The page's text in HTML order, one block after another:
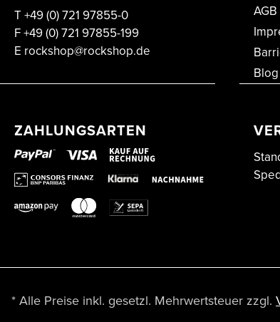
T+49 (0) 721 97855-0
F+49 (0) 721 97855-199
E rockshop@rockshop.de
AGB
Blog
ZAHLUNGSARTEN
* Alle Preise inkl. gesetzl. Mehrwertsteuer zzgl.